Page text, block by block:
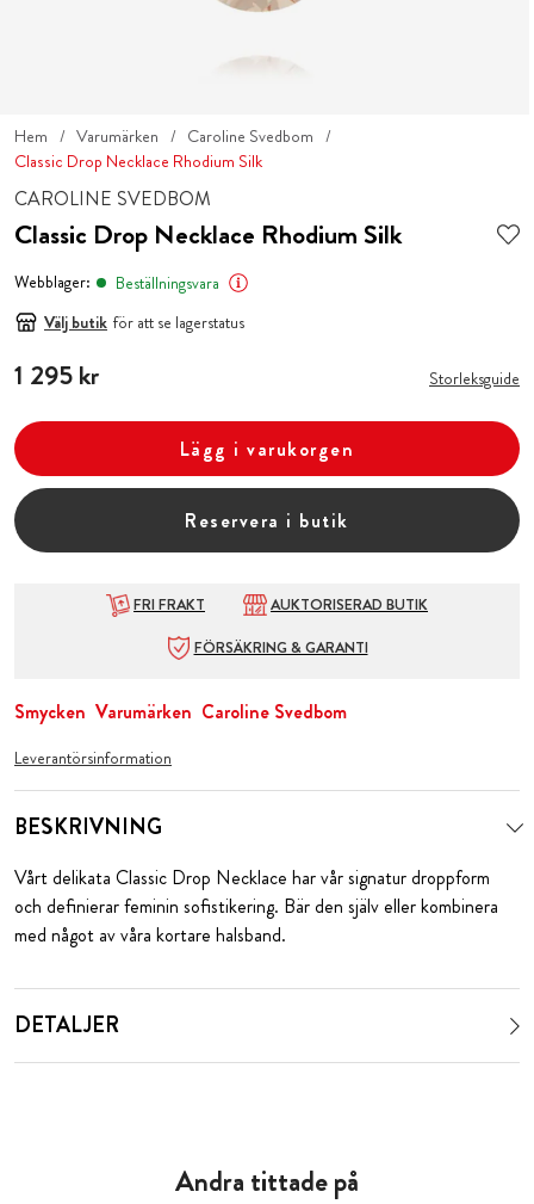
Hem Varumärken
Caroline Svedbom
Classic Drop Necklace Rhodium Silk
CAROLINE SVEDBOM
Classic Drop Necklace Rhodium Silk
Webblager:
Beställningsvara
Välj butik för att se lagerstatus
Pris:1 295 kr
1 295 kr Storleksguide
Lägg i varukorgen
Reservera i butik
FRI FRAKT
AUKTORISERAD BUTIK
FÖRSÄKRING & GARANTI
Smycken Varumärken Caroline Svedbom
Leverantörsinformation
BESKRIVNING
Vårt delikata Classic Drop Necklace har vår signatur droppform
och definierar feminin sofistikering. Bär den själv eller kombinera
med något av våra kortare halsband.
DETALJER
Andra tittade på